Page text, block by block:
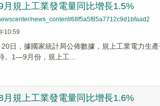
月規上工業發電量同比增長1.5%
news_content/68f5a5f85a7712c9d1bfaad2
10:59
20日，據國家統計局公佈數據，規上工業電力
。1—9月份，規上工...
月規上工業發電量同比增長1.6%